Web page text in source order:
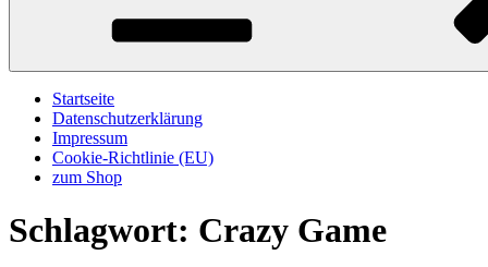
Startseite
Datenschutzerklärung
Impressum
Cookie-Richtlinie (EU)
zum Shop
Schlagwort: Crazy Game